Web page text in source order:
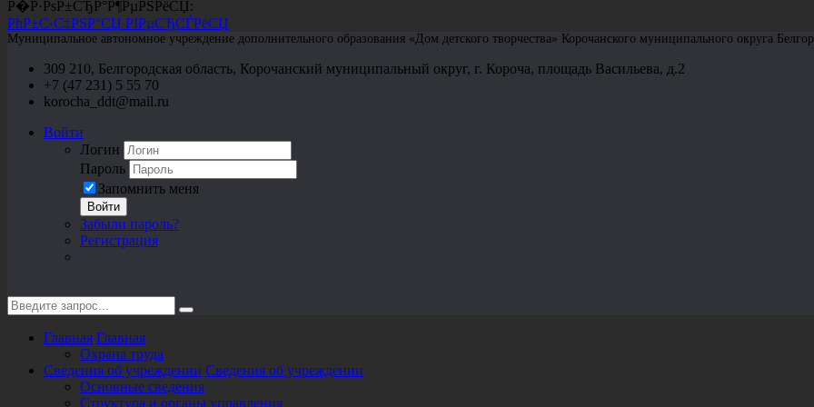
Р�Р·РѕР±СЂР°Р¶РµРЅРёСЏ:
РћР±С‹С‡РЅР°СЏ РІРµСЂСЃРёСЏ
Муниципальное автономное учреждение дополнительного образования «Дом детского творчества» Корочанского муниципального округа
309 210, Белгородская область, Корочанский муниципальный округ, г. Короча, площадь Васильева, д.2
+7 (47 231) 5 55 70
korocha_ddt@mail.ru
Войти
Логин
Пароль
Запомнить меня
Войти
Забыли пароль?
Регистрация
Главная Главная
Охрана труда
Сведения об учреждении Сведения об учреждении
Основные сведения
Структура и органы управления